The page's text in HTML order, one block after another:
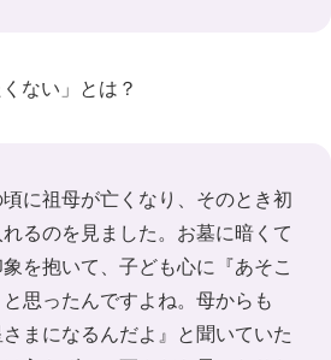
ない」とは？
頃に祖母が亡くなり、そのとき初
るのを見ました。お墓に暗くて
を抱いて、子ども心に『あそこ
思ったんですよね。母からも
さまになるんだよ』と聞いていた